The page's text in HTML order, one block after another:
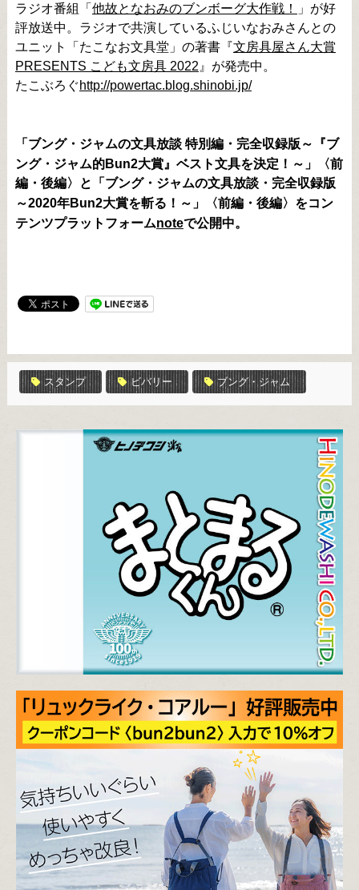
ラジオ番組「 他故となおみのブンボーグ大作戦！
」が好
評放送中。ラジオで共演しているふじいなおみさんとの
ユニット「たこなお文具堂」の著書『文房具屋さん大賞
PRESENTS こども文房具 2022 』が発売中。
たこぶろぐhttp://powertac.blog.shinobi.jp/
「ブング・ジャムの文具放談 特別編・完全収録版～『ブ
ング・ジャム的Bun2大賞』ベスト文具を決定！～」〈前
編・後編〉と「ブング・ジャムの文具放談・完全収録版
～2020年Bun2大賞を斬る！～」〈前編・後編〉をコン
テンツプラットフォームnoteで公開中。
スタンプ ビバリー ブング・ジャム